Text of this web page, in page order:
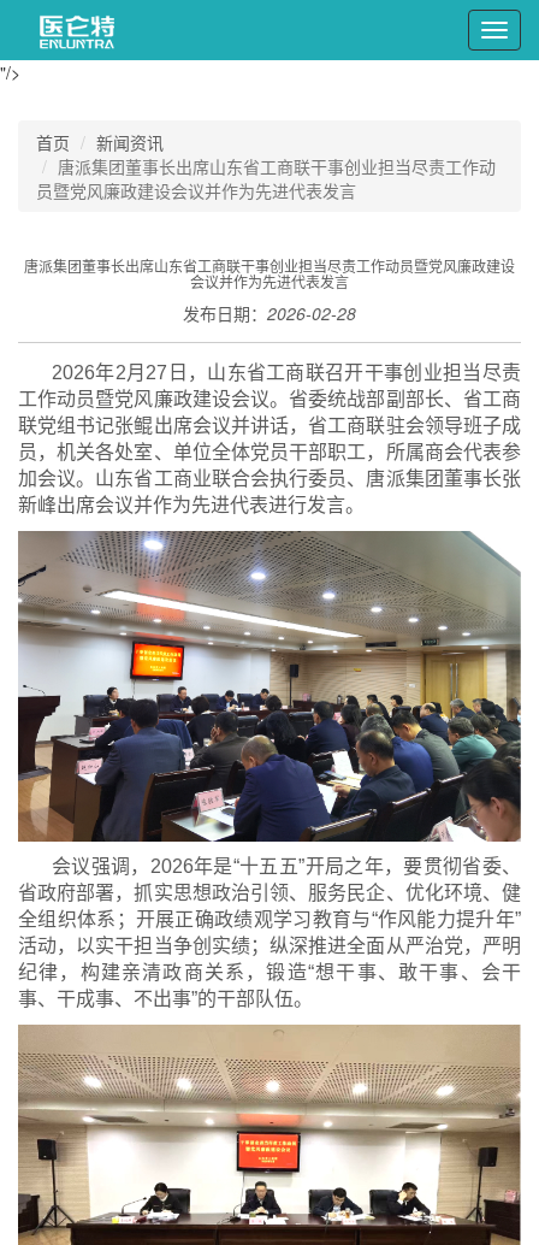
"/>
首页
新闻资讯
唐派集团董事长出席山东省工商联干事创业担当尽责工作动
员暨党风廉政建设会议并作为先进代表发言
唐派集团董事长出席山东省工商联干事创业担当尽责工作动员暨党风廉政建设
会议并作为先进代表发言
发布日期： 2026-02-28
2026年2月27日，山东省工商联召开干事创业担当尽责
工作动员暨党风廉政建设会议。省委统战部副部长、省工商
联党组书记张鲲出席会议并讲话，省工商联驻会领导班子成
员，机关各处室、单位全体党员干部职工，所属商会代表参
加会议。山东省工商业联合会执行委员、唐派集团董事长张
新峰出席会议并作为先进代表进行发言。
会议强调，2026年是“十五五”开局之年，要贯彻省委、
省政府部署，抓实思想政治引领、服务民企、优化环境、健
全组织体系；开展正确政绩观学习教育与“作风能力提升年”
活动，以实干担当争创实绩；纵深推进全面从严治党，严明
纪律，构建亲清政商关系，锻造“想干事、敢干事、会干
事、干成事、不出事”的干部队伍。